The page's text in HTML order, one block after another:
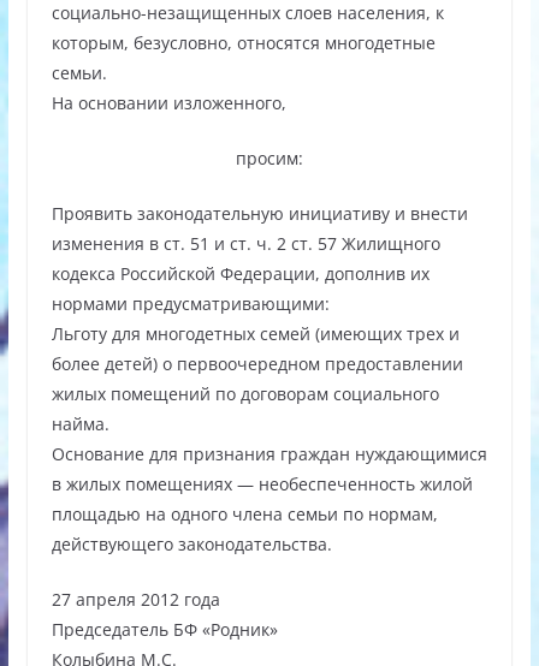
социально-незащищенных слоев населения, к
которым, безусловно, относятся многодетные
семьи.
На основании изложенного,
просим:
Проявить законодательную инициативу и внести
изменения в ст. 51 и ст. ч. 2 ст. 57 Жилищного
кодекса Российской Федерации, дополнив их
нормами предусматривающими:
Льготу для многодетных семей (имеющих трех и
более детей) о первоочередном предоставлении
жилых помещений по договорам социального
найма.
Основание для признания граждан нуждающимися
в жилых помещениях — необеспеченность жилой
площадью на одного члена семьи по нормам,
действующего законодательства.
27 апреля 2012 года
Председатель БФ «Родник»
Колыбина М.С.